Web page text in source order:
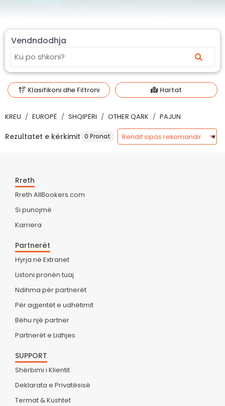
Vendndodhja
Klasifikoni dhe Filtroni Hartat
KREU EUROPË SHQIPËRI OTHER QARK PAJUN
Rezultatet e kërkimit 0 Pronat
Rreth
Rreth AllBookers.com
Si punojmë
Karriera
Partnerët
Hyrja në Extranet
Listoni pronën tuaj
Ndihma për partnerët
Për agjentët e udhëtimit
Bëhu një partner
Partnerët e Lidhjes
SUPPORT
Shërbimi i Klientit
Deklarata e Privatësisë
Termat & Kushtet